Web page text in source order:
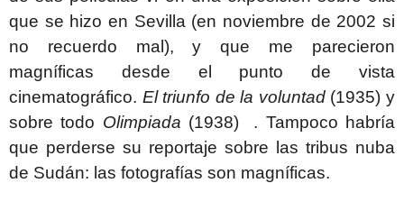
que se hizo en Sevilla (en noviembre de 2002 si
no recuerdo mal), y que me parecieron
magníficas desde el punto de vista
cinematográfico. El triunfo de la voluntad(1935) y
sobre todo Olimpiada (1938) . Tampoco habría
que perderse su reportaje sobre las tribus nuba
de Sudán: las fotografías son magníficas.